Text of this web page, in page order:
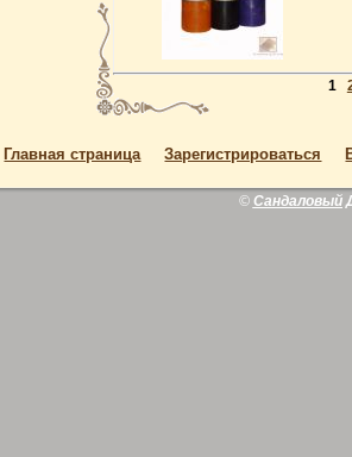
1
Главная страница Зарегистрироваться
© Сандаловый